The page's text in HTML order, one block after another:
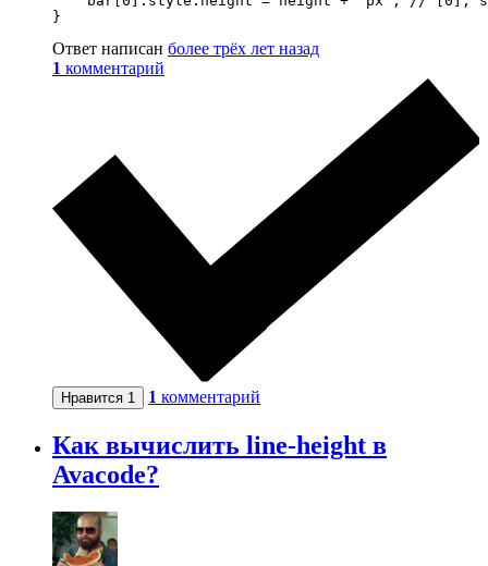
}
Ответ написан более трёх лет назад
1 комментарий
Нравится 1 1 комментарий
Как вычислить line-height в
Avacode?